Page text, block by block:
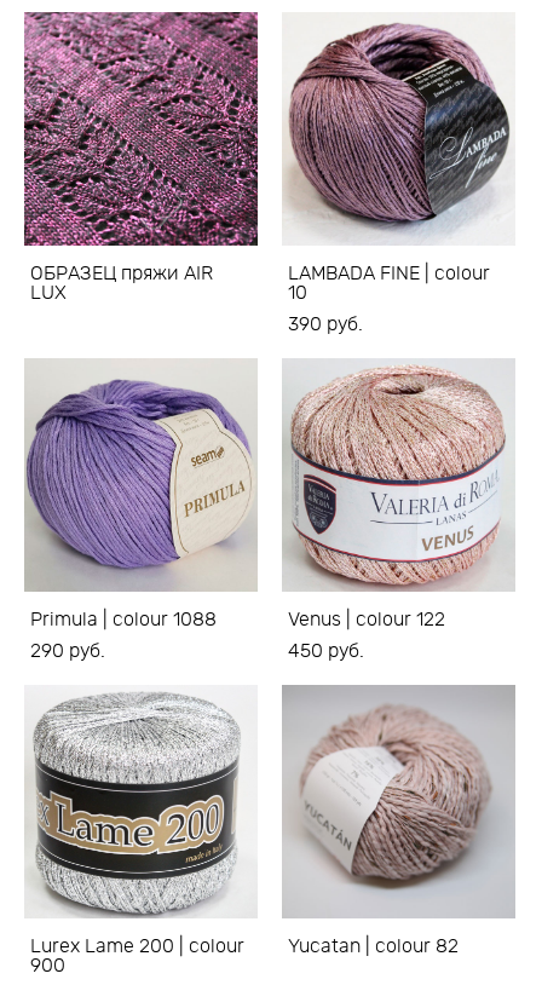
ОБРАЗЕЦ пряжи AIR
LUX
LAMBADA FINE | colour
10
390 pуб.
Primula | colour 1088
290 pуб.
Venus | colour 122
450 pуб.
Lurex Lame 200 | colour
900
Yucatan | colour 82